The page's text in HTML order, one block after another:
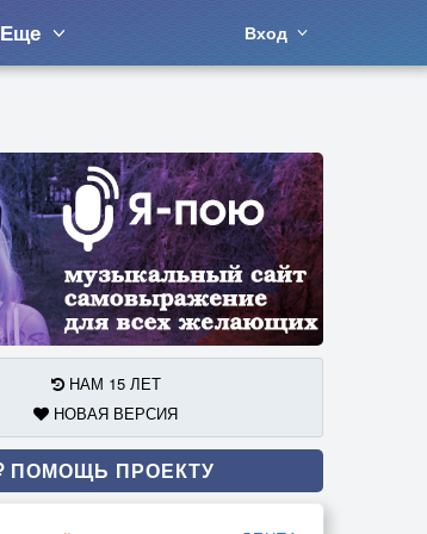
Еще Вход
НАМ 15 ЛЕТ
НОВАЯ ВЕРСИЯ
ПОМОЩЬ ПРОЕКТУ